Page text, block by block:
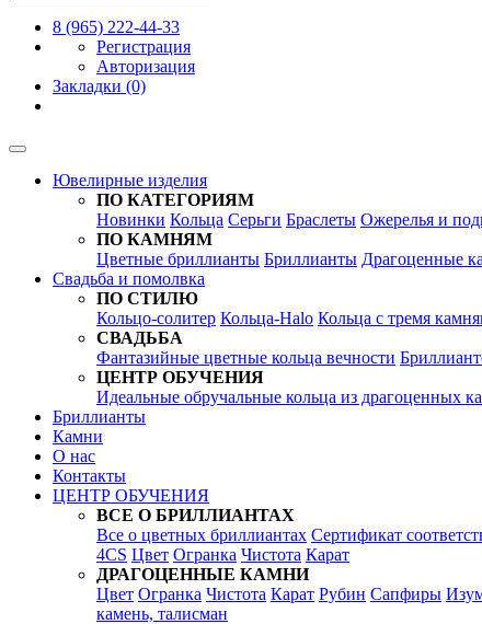
8 (965) 222-44-33
Регистрация
Авторизация
Закладки (0)
Ювелирные изделия
ПО КАТЕГОРИЯМ
Новинки Кольца Серьги Браслеты Ожерелья и
ПО КАМНЯМ
Цветные бриллианты Бриллианты Драгоценные
Свадьба и помолвка
ПО СТИЛЮ
Кольцо-солитер Кольца-Halo Кольца c тремя
СВАДЬБА
Фантазийные цветные кольца вечности
ЦЕНТР ОБУЧЕНИЯ
Идеальные обручальные кольца из драгоценных
Бриллианты
Камни
О нас
Контакты
ЦЕНТР ОБУЧЕНИЯ
ВСЕ О БРИЛЛИАНТАХ
Все о цветных бриллиантах Сертификат
4CS Цвет Огранка Чистота Карат
ДРАГОЦЕННЫЕ КАМНИ
Цвет Огранка Чистота Карат Рубин Сапфиры
камень, талисман